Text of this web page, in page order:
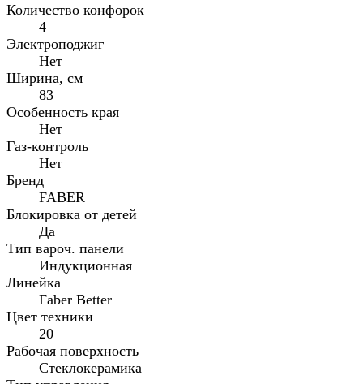
Количество конфорок
4
Электроподжиг
Нет
Ширина, см
83
Особенность края
Нет
Газ-контроль
Нет
Бренд
FABER
Блокировка от детей
Да
Тип вароч. панели
Индукционная
Линейка
Faber Better
Цвет техники
20
Рабочая поверхность
Стеклокерамика